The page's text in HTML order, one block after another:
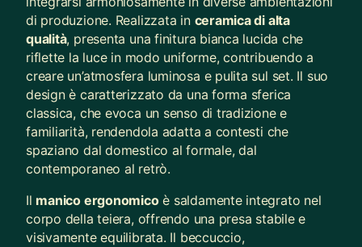
di produzione. Realizzata in ceramica di alta
qualità, presenta una finitura bianca lucida che
riflette la luce in modo uniforme, contribuendo a
creare un’atmosfera luminosa e pulita sul set. Il suo
design è caratterizzato da una forma sferica
classica, che evoca un senso di tradizione e
familiarità, rendendola adatta a contesti che
spaziano dal domestico al formale, dal
contemporaneo al retrò.
Il manico ergonomicoè saldamente integrato nel
corpo della teiera, offrendo una presa stabile e
visivamente equilibrata. Il beccuccio,